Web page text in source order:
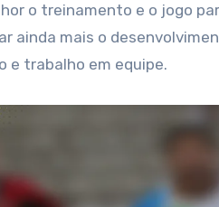
o treinamento e o jogo
ainda mais o
e trabalho em equipe.